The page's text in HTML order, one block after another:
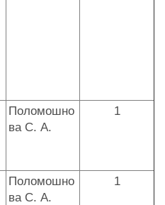
Поломошно
ва С. А.
1
Поломошно
ва С. А.
1